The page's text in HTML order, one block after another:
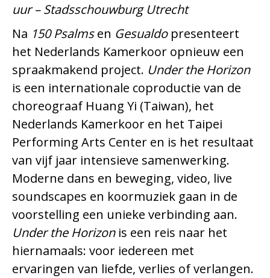
uur – Stadsschouwburg Utrecht
Na 150 Psalmsen Gesualdo presenteert
het Nederlands Kamerkoor opnieuw een
spraakmakend project. Under the Horizon
is een internationale coproductie van de
choreograaf Huang Yi (Taiwan), het
Nederlands Kamerkoor en het Taipei
Performing Arts Center en is het resultaat
van vijf jaar intensieve samenwerking.
Moderne dans en beweging, video, live
soundscapes en koormuziek gaan in de
voorstelling een unieke verbinding aan.
Under the Horizonis een reis naar het
hiernamaals: voor iedereen met
ervaringen van liefde, verlies of verlangen.